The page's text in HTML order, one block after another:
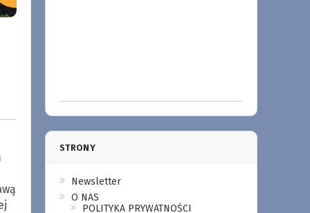
STRONY
Newsletter
O NAS
POLITYKA PRYWATNOŚCI